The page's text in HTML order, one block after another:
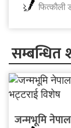
सम्बन्धित
जन्मभूमि